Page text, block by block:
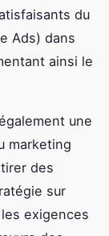
du
Ads) dans
ainsi le
une
marketing
des
sur
exigences